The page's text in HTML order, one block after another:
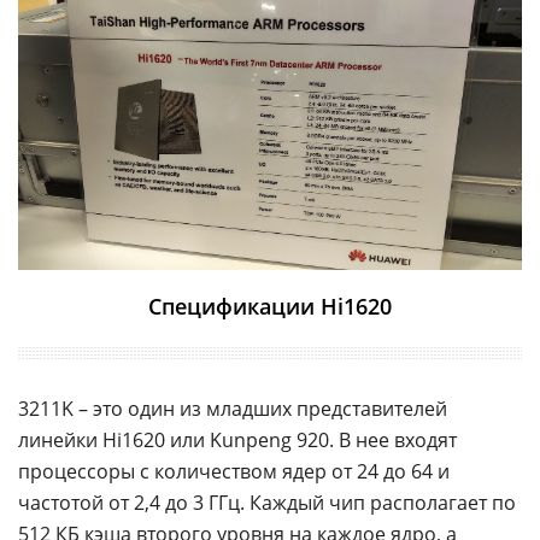
Спецификации Hi1620
3211K – это один из младших представителей
линейки Hi1620 или Kunpeng 920. В нее входят
процессоры с количеством ядер от 24 до 64 и
частотой от 2,4 до 3 ГГц. Каждый чип располагает по
512 КБ кэша второго уровня на каждое ядро, а